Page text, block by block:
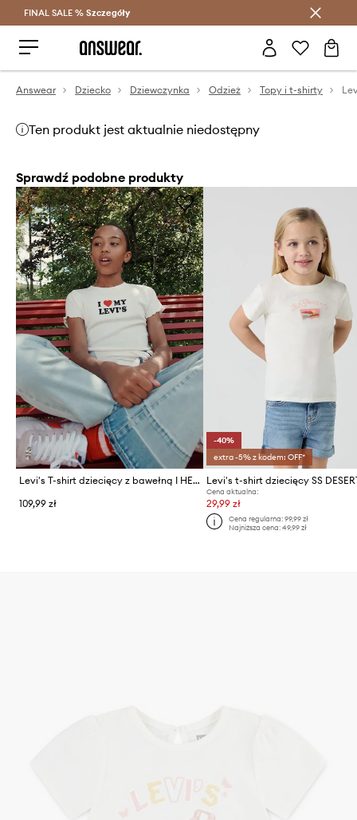
Oszczędzaj z Answear Club >
FINAL SALE % Szczegóły
Answear Dziecko Dziewczynka Odzież Topy i t-shirty
Ten produkt jest aktualnie niedostępny
Sprawdź podobne produkty
Levi's T-shirt dziecięcy z bawełną I HEART MY LEVIS TOP
109,99 zł
-40%
extra -5% z kodem: OFF*
Cena aktualna:
29,99 zł
Cena regularna: 99,99 zł
Najniższa cena: 49,99 zł